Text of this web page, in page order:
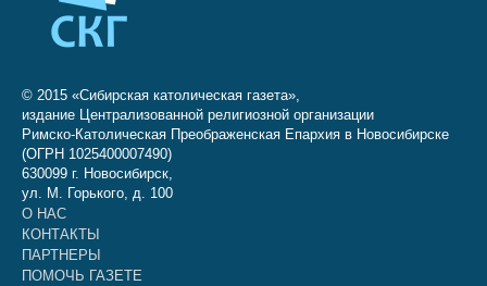
© 2015 «Сибирская католическая газета»,
издание Централизованной религиозной организации
Римско-Католическая Преображенская Епархия в Новосибирске
(ОГРН 1025400007490)
630099 г. Новосибирск,
ул. М. Горького, д. 100
О НАС
КОНТАКТЫ
ПАРТНЕРЫ
ПОМОЧЬ ГАЗЕТЕ